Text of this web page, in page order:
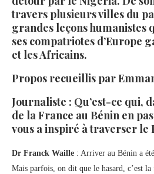
travers plusieurs villes du
grandes leçons humanistes
ses compatriotes d’Europe
et les Africains.
Propos recueillis par
Journaliste : Qu’est-ce qui,
de la France au Bénin en
vous a inspiré à traverser le
Dr Franck Waille : Arriver au Bénin a
Mais parfois, on dit que le hasard, c’est